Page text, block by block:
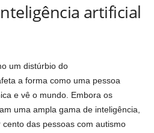
artificial
um distúrbio do
a forma como uma pessoa
e vê o mundo. Embora os
uma ampla gama de inteligência,
das pessoas com autismo